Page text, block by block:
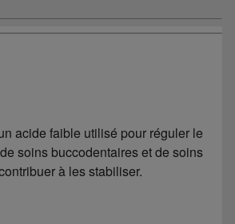
acide faible utilisé pour réguler le
soins buccodentaires et de soins
à les stabiliser.